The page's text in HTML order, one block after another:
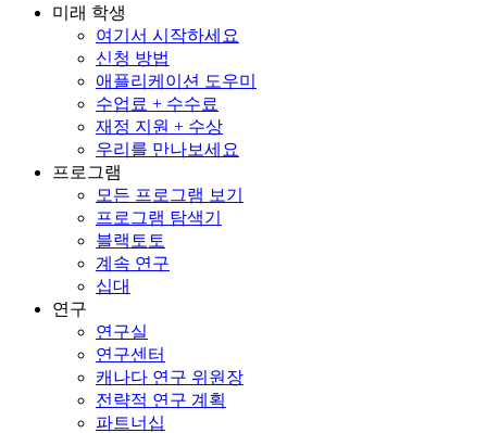
미래 학생
여기서 시작하세요
신청 방법
애플리케이션 도우미
수업료 + 수수료
재정 지원 + 수상
우리를 만나보세요
프로그램
모든 프로그램 보기
프로그램 탐색기
블랙토토
계속 연구
십대
연구
연구실
연구센터
캐나다 연구 위원장
전략적 연구 계획
파트너십